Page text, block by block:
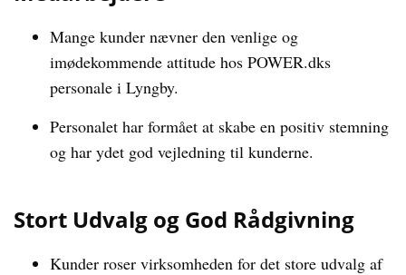
Mange kunder nævner den venlige og
imødekommende attitude hos POWER.dks
personale i Lyngby.
Personalet har formået at skabe en positiv stemning
og har ydet god vejledning til kunderne.
Stort Udvalg og God Rådgivning
Kunder roser virksomheden for det store udvalg af